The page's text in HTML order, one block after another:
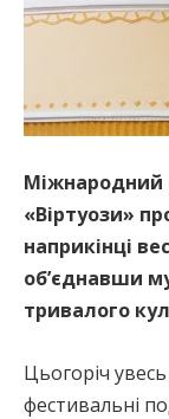
Міжнародний
«Віртуози»
наприкінці
об’єднавши
тривалого
Цьогоріч
фестивальні